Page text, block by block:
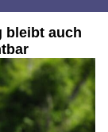
bleibt auch